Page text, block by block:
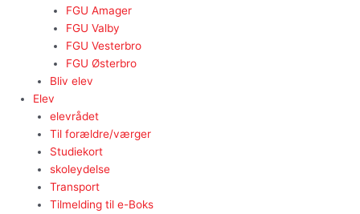
FGU Amager
FGU Valby
FGU Vesterbro
FGU Østerbro
Bliv elev
Elev
elevrådet
Til forældre/værger
Studiekort
skoleydelse
Transport
Tilmelding til e-Boks